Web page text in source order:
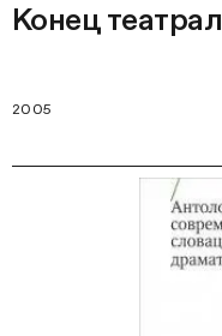
Конец
2005